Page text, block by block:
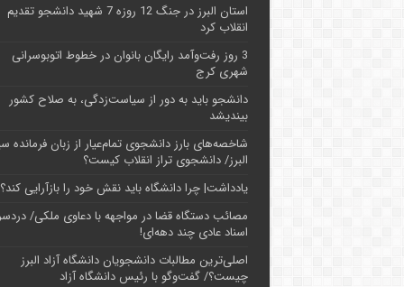
استان البرز در جنگ 12 روزه 7 شهید دانشجو تقدیم
انقلاب کرد
3 روز رفت‌وآمد رایگان بانوان در خطوط اتوبوسرانی
شهری کرج
دانشجو باید به دور از سیاست‌زدگی، به صلاح کشور
بیندیشد
شاخصه‌های بارز دانشجوی تمام‌عیار از زبان فرمانده
البرز/ دانشجوی تراز انقلاب کیست؟
یادداشت| چرا دانشگاه باید نقش خود را بازآرایی کند؟
مصائب دستگاه قضا در مواجهه با دعاوی ملکی/
اسناد عادی چند‌ دهه‌ای!
اصلی‌ترین مطالبات دانشجویان دانشگاه آزاد البرز
چیست؟/ گفت‌وگو با رئیس دانشگاه آز‌اد